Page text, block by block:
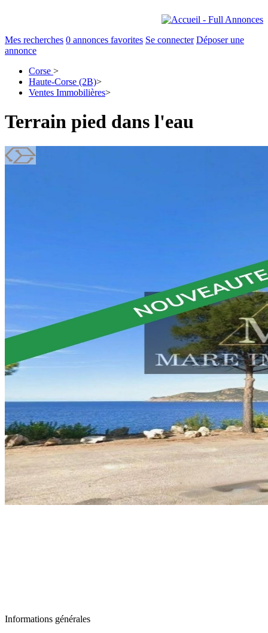
Mes recherches 0 annonces favorites Se connecter Déposer une
annonce
Corse >
Haute-Corse (2B)>
Ventes Immobilières>
Terrain pied dans l'eau
Informations générales